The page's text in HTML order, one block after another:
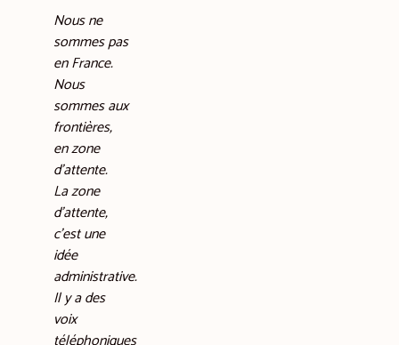
Nous ne
sommes pas
en France.
Nous
sommes aux
frontières,
en zone
d’attente.
La zone
d’attente,
c’est une
idée
administrative.
Il y a des
voix